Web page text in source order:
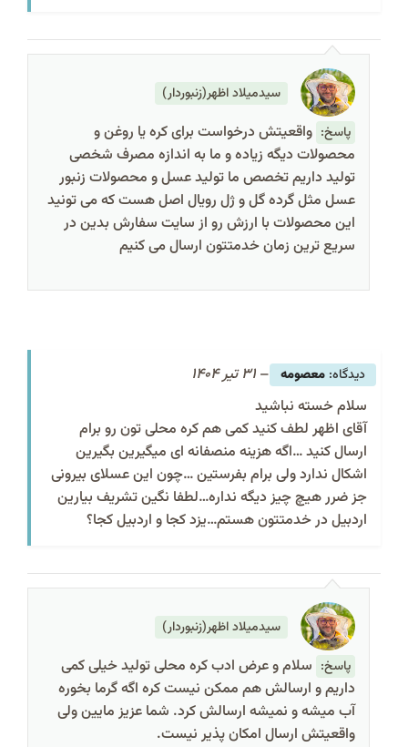
سیدمیلاد اظهر(زنبوردار)
پاسخ: واقعیتش درخواست برای کره یا روغن و
محصولات دیگه زیاده و ما به اندازه مصرف شخصی
تولید داریم تخصص ما تولید عسل و محصولات زنبور
عسل مثل گرده گل و ژل رویال اصل هست که می تونید
این محصولات با ارزش رو از سایت سفارش بدین در
سریع ترین زمان خدمتتون ارسال می کنیم
معصومه – 31 تیر 1404
سلام خسته نباشید
آقای اظهر لطف کنید کمی هم کره محلی تون رو برام
ارسال کنید …اگه هزینه منصفانه ای میگیرین بگیرین
اشکال ندارد ولی برام بفرستین …چون این عسلای بیرونی
جز ضرر هیچ چیز دیگه نداره…لطفا نگین تشریف بیارین
اردبیل در خدمتتون هستم…یزد کجا و اردبیل کجا؟
سیدمیلاد اظهر(زنبوردار)
پاسخ: سلام و عرض ادب کره محلی تولید خیلی کمی
داریم و ارسالش هم ممکن نیست کره اگه گرما بخوره
آب میشه و نمیشه ارسالش کرد. شما عزیز مایین ولی
واقعیتش ارسال امکان پذیر نیست.